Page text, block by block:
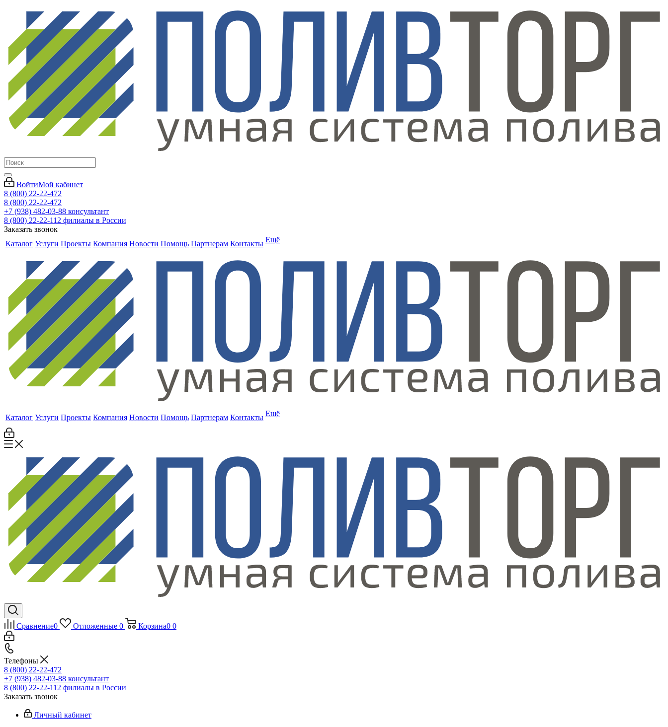
ВойтиМой кабинет
8 (800) 22-22-472
8 (800) 22-22-472
+7 (938) 482-03-88 консультант
8 (800) 22-22-112 филиалы в России
Заказать звонок
Каталог Услуги Проекты Компания Новости Помощь Партнерам Контакты Ещё
Каталог Услуги Проекты Компания Новости Помощь Партнерам Контакты Ещё
Сравнение0 Отложенные 0 Корзина0 0
Телефоны
8 (800) 22-22-472
+7 (938) 482-03-88 консультант
8 (800) 22-22-112 филиалы в России
Заказать звонок
Личный кабинет